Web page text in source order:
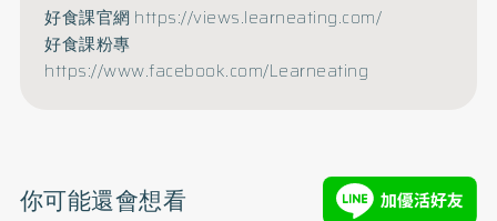
好食課官網 https://views.learneating.com/
好食課粉專
https://www.facebook.com/Learneating
你可能還會想看